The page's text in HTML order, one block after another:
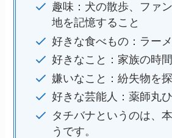
趣味：犬の散歩、ファ
地を記憶すること
好きな食べもの：ラー
好きなこと：家族の時間
嫌いなこと：紛失物を
好きな芸能人：薬師丸
タチバナというのは、
うです。